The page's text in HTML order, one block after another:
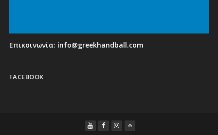
Επικοινωνία: info@greekhandball.com
FACEBOOK